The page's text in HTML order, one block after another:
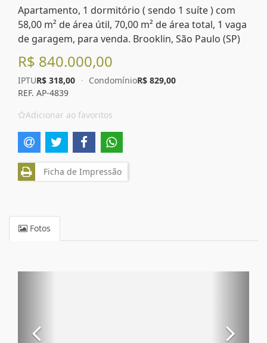
Apartamento, 1 dormitório ( sendo 1 suíte ) com
58,00 m² de área útil, 70,00 m² de área total, 1 vaga
de garagem, para venda. Brooklin, São Paulo (SP)
R$ 840.000,00
IPTUR$ 318,00 · CondomínioR$ 829,00
REF. AP-4839
Adicionar ao favoritos
Ficha de Impressão
Fotos